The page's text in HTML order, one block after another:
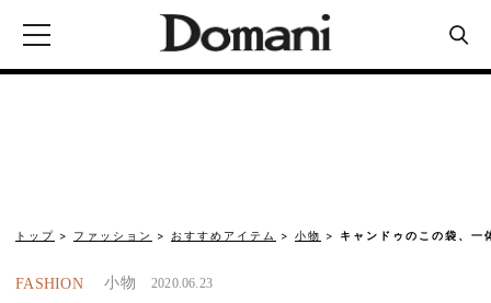
トップ ファッション おすすめアイテム 小物 キャンドゥのこの袋、一
FASHION 小物 2020.06.23